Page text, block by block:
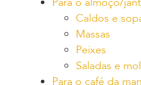
Caldos e
Massas
Peixes
Saladas e
Para o café da